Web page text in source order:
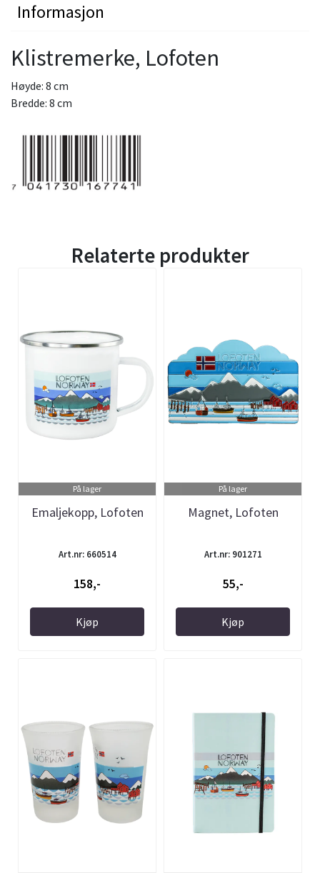
Informasjon
Klistremerke, Lofoten
Høyde: 8 cm
Bredde: 8 cm
Relaterte produkter
På lager
Emaljekopp, Lofoten
Art.nr: 660514
158,-
Kjøp
På lager
Magnet, Lofoten
Art.nr: 901271
55,-
Kjøp